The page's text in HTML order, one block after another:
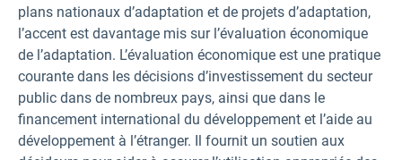
plans nationaux d’adaptation et de projets d’adaptation,
l’accent est davantage mis sur l’évaluation économique
de l’adaptation. L’évaluation économique est une pratique
courante dans les décisions d’investissement du secteur
public dans de nombreux pays, ainsi que dans le
financement international du développement et l’aide au
développement à l’étranger. Il fournit un soutien aux